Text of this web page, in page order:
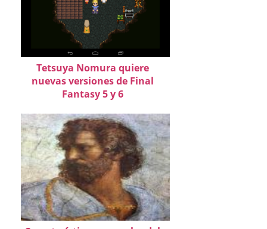
Tetsuya Nomura quiere
nuevas versiones de Final
Fantasy 5 y 6